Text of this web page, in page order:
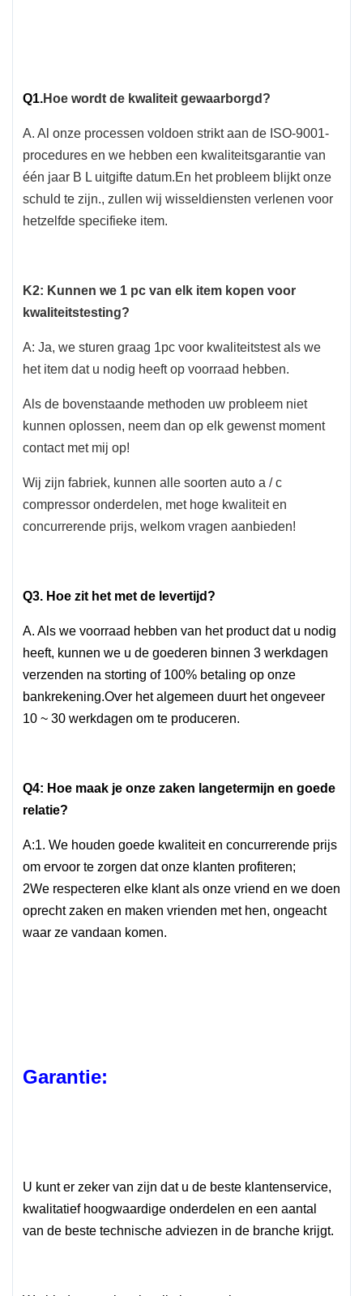
Q1.Hoe wordt de kwaliteit gewaarborgd?
A. Al onze processen voldoen strikt aan de ISO-9001-
procedures en we hebben een kwaliteitsgarantie van
één jaar B L uitgifte datum.En het probleem blijkt onze
schuld te zijn., zullen wij wisseldiensten verlenen voor
hetzelfde specifieke item.
K2: Kunnen we 1 pc van elk item kopen voor
kwaliteitstesting?
A: Ja, we sturen graag 1pc voor kwaliteitstest als we
het item dat u nodig heeft op voorraad hebben.
Als de bovenstaande methoden uw probleem niet
kunnen oplossen, neem dan op elk gewenst moment
contact met mij op!
Wij zijn fabriek, kunnen alle soorten auto a / c
compressor onderdelen, met hoge kwaliteit en
concurrerende prijs, welkom vragen aanbieden!
Q3. Hoe zit het met de levertijd?
A. Als we voorraad hebben van het product dat u nodig
heeft, kunnen we u de goederen binnen 3 werkdagen
verzenden na storting of 100% betaling op onze
bankrekening.Over het algemeen duurt het ongeveer
10 ~ 30 werkdagen om te produceren.
Q4: Hoe maak je onze zaken langetermijn en goede
relatie?
A:1. We houden goede kwaliteit en concurrerende prijs
om ervoor te zorgen dat onze klanten profiteren;
2We respecteren elke klant als onze vriend en we doen
oprecht zaken en maken vrienden met hen, ongeacht
waar ze vandaan komen.
Garantie:
U kunt er zeker van zijn dat u de beste klantenservice,
kwalitatief hoogwaardige onderdelen en een aantal
van de beste technische adviezen in de branche krijgt.